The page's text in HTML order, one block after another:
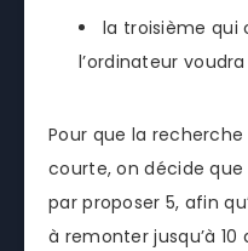
la troisième qui
l’ordinateur
Pour que la
courte, on décide
par proposer 5, afin
à remonter jusqu’à 10